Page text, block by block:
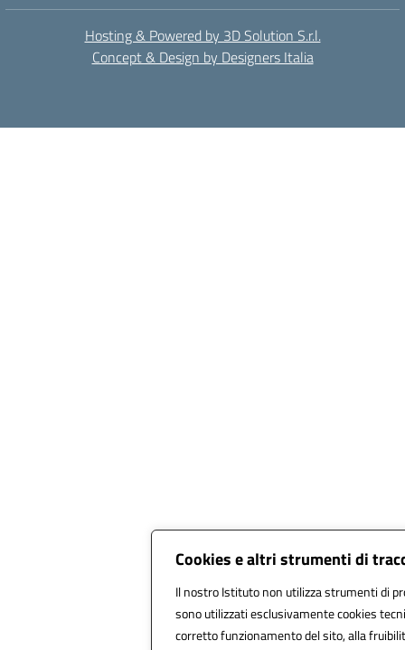
Cookies e altri strumenti di
Il nostro Istituto non utilizza strumenti di
sono utilizzati esclusivamente cookies
corretto funzionamento del sito, alla
Hosting & Powered by 3D Solution S.r.l.
Concept & Design by Designers Italia